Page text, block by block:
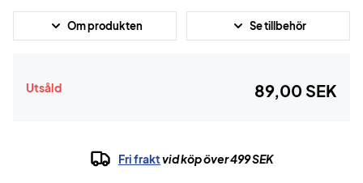
Om produkten Se tillbehör
Utsåld 89,00 SEK
Fri fraktvid köp över 499 SEK